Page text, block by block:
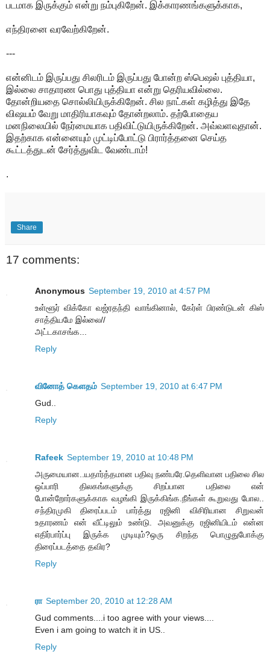
படமாக இருக்கும் என்று நம்புகிறேன். இக்காரணங்களுக்காக,
எந்திரனை வரவேற்கிறேன்.
---
என்னிடம் இருப்பது சிலரிடம் இருப்பது போன்ற ஸ்பெஷல் புத்தியா,
இல்லை சாதாரண பொது புத்தியா என்று தெரியவில்லை.
தோன்றியதை சொல்லியிருக்கிறேன். சில நாட்கள் கழித்து இதே
விஷயம் வேறு மாதிரியாகவும் தோன்றலாம். தற்போதைய
மனநிலையில் நேர்மையாக பதிவிட்டுயிருக்கிறேன். அவ்வளவுதான்.
இதற்காக என்னையும் முட்டிப்போட்டு பிரார்த்தனை செய்த
கூட்டத்துடன் சேர்த்துவிட வேண்டாம்!
.
Share
17 comments:
Anonymous September 19, 2010 at 4:57 PM
உள்ளூர் விக்கோ வஜ்ரதந்தி வாங்கினால், கேர்ள் பிரண்டுடன் கிஸ்
சாத்தியமே இல்லை//
அட்டகாசங்க...
Reply
வினோத் கெளதம் September 19, 2010 at 6:47 PM
Gud..
Reply
Rafeek September 19, 2010 at 10:48 PM
அருமையான..யதார்த்தமான பதிவு நண்பரே.தெளிவான பதிலை சில
ஒப்பாரி திலகங்களுக்கு சிறப்பான பதிலை என்
போன்றோர்களுக்காக வழங்கி இருக்கிங்க.நீங்கள் கூறுவது போல..
சந்திரமுகி திரைப்படம் பார்த்து ரஜினி விசிரியான சிறுவன்
உதாரணம் என் வீட்டிலும் உண்டு. அவனுக்கு ரஜினியிடம் என்ன
எதிர்பார்ப்பு இருக்க முடியும்?ஒரு சிறந்த பொழுதுபோக்கு
திரைப்படத்தை தவிர?
Reply
ரா September 20, 2010 at 12:28 AM
Gud comments....i too agree with your views....
Even i am going to watch it in US..
Reply